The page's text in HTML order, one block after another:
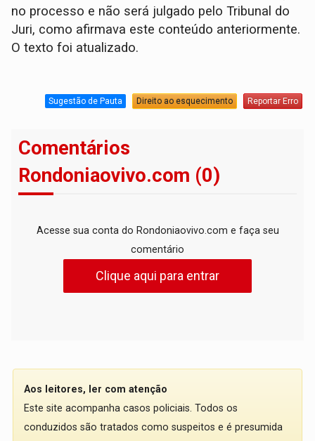
no processo e não será julgado pelo Tribunal do
Juri, como afirmava este conteúdo anteriormente.
O texto foi atualizado.
Sugestão de Pauta Direito ao esquecimento Reportar Erro
Comentários
Rondoniaovivo.com (0)
Acesse sua conta do Rondoniaovivo.com e faça seu
comentário
Clique aqui para entrar
Aos leitores, ler com atenção
Este site acompanha casos policiais. Todos os
conduzidos são tratados como suspeitos e é presumida